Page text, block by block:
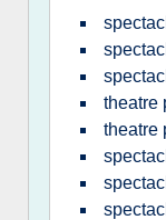
theatre
theatre